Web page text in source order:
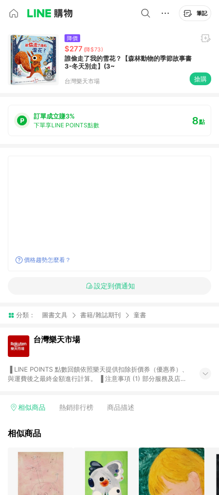
筆記
降價
$277 (降$73)
誰偷走了我的雪花？【森林動物的季節故事書
3-冬天別走】(3~
台灣樂天市場 搶購
訂單成立賺3%
下單享LINE POINTS點數 8點
價格趨勢怎麼看？
設定到價通知
分類： 圖書文具 書籍/雜誌期刊 童書
台灣樂天市場
與運費後之最終金額進行計算。 ▐ 注意事項 (1) 部分服務及店家
Smart mobile、神腦生活、JS巨盛、樂天KOBO電子書，請詳閱
台灣樂天市場，並在同一瀏覽器於24小時內結帳，才享有 LINE
市場 45 天內完成訂單出貨及結帳，則不符合贈點資格。 (4) 如
使用APP、或中途瀏覽比價網、回饋網、Google等其他網頁、或
由網頁版(電腦版/手機版網頁)切換為App都將會造成追蹤中斷而
無法進行 LINE POINTS 回饋。 (5) LINE 購物為購物資訊整合性
平台，商品資料更新會有時間差，如顯示之商品規格、顏色、價
相似商品 熱銷排行榜 商品描述
相似商品